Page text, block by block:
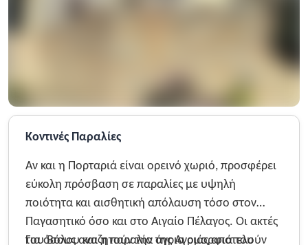
Κοντινές Παραλίες
Αν και η Πορταριά είναι ορεινό χωριό, προσφέρει
εύκολη πρόσβαση σε παραλίες με υψηλή
ποιότητα και αισθητική απόλαυση τόσο στον
Παγασητικό όσο και στο Αιγαίο Πέλαγος. Οι ακτές
του Βόλου και η παραλία της Αγριάς αποτελούν
Για όσους αναζητούν την άγρια ομορφιά του